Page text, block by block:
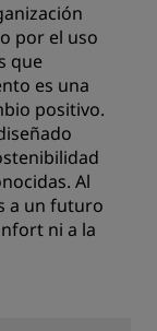
por el uso
que
es una
positivo.
Al
a un futuro
ni a la